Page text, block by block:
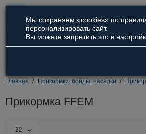
Главная Прикормки, бойлы, насадки
Прикормка FFEM
32
Мы сохраняем «cookies» по
персонализировать сайт.
Вы можете запретить это в